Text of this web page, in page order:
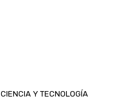
CIENCIA Y TECNOLOGÍA